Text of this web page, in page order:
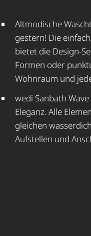
Altmodische
gestern! Die
bietet die Design-
Formen oder
Wohnraum und
wedi Sanbath
Eleganz. Alle
gleichen
Aufstellen und